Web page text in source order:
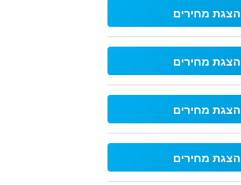
הצגת מחירים
הצגת מחירים
הצגת מחירים
הצגת מחירים